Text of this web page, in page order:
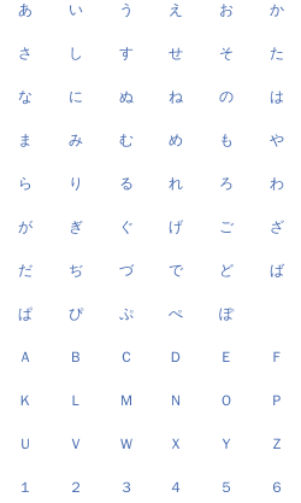
あ い う え お か
さ し す せ そ た
な に ぬ ね の は
ま み む め も や
ら り る れ ろ わ
が ぎ ぐ げ ご ざ
だ ぢ づ で ど ば
ぱ ぴ ぷ ぺ ぽ
Ａ Ｂ Ｃ Ｄ Ｅ Ｆ
Ｋ Ｌ Ｍ Ｎ Ｏ Ｐ
Ｕ Ｖ Ｗ Ｘ Ｙ Ｚ
１ ２ ３ ４ ５ ６